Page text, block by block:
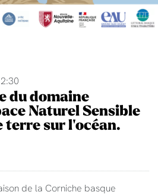
du domaine
Naturel Sensible
terre sur l'océan.
de la Corniche basque